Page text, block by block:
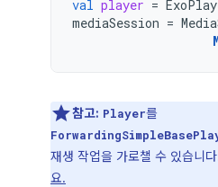
val player =
mediaSession =
참고: Player를
재생 작업을 가로챌 수 있습니
요.